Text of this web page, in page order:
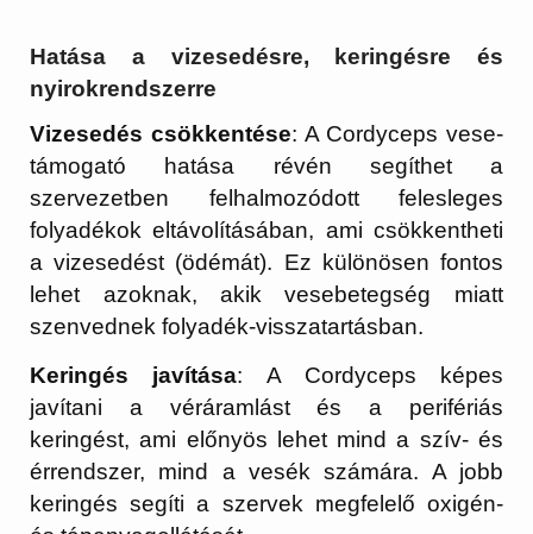
Hatása a vizesedésre, keringésre és
nyirokrendszerre
Vizesedés csökkentése: A Cordyceps vese-
támogató hatása révén segíthet a
szervezetben felhalmozódott felesleges
folyadékok eltávolításában, ami csökkentheti
a vizesedést (ödémát). Ez különösen fontos
lehet azoknak, akik vesebetegség miatt
szenvednek folyadék-visszatartásban.
Keringés javítása: A Cordyceps képes
javítani a véráramlást és a perifériás
keringést, ami előnyös lehet mind a szív- és
érrendszer, mind a vesék számára. A jobb
keringés segíti a szervek megfelelő oxigén-